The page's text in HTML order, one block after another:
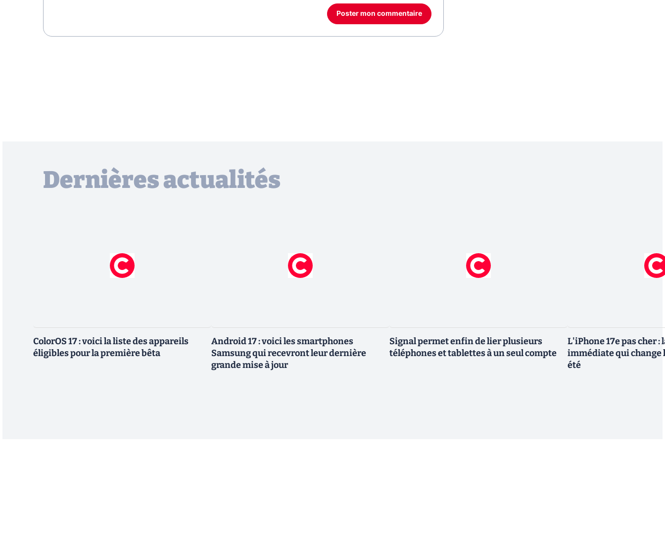
Poster mon commentaire
Dernières actualités
ColorOS 17 : voici la liste des appareils
éligibles pour la première bêta
Android 17 : voici les smartphones
Samsung qui recevront leur dernière
grande mise à jour
Signal permet enfin de lier plusieurs
téléphones et tablettes à un seul compte
L'iPhone 17e pas cher :
immédiate qui change
été